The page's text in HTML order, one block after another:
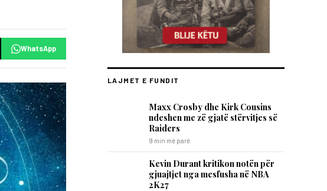
WhatsApp
LAJMET E FUNDIT
Maxx Crosby dhe Kirk Cousins
ndeshen me zë gjatë stërvitjes së
Raiders
9 min më parë
Kevin Durant kritikon notën për
gjuajtjet nga mesfusha në NBA
2K27